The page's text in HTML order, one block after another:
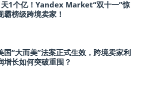
1个亿！Yandex Market“双十一”惊
霸榜级跨境卖家！
国“大而美”法案正式生效，跨境卖家利
增长如何突破重围？